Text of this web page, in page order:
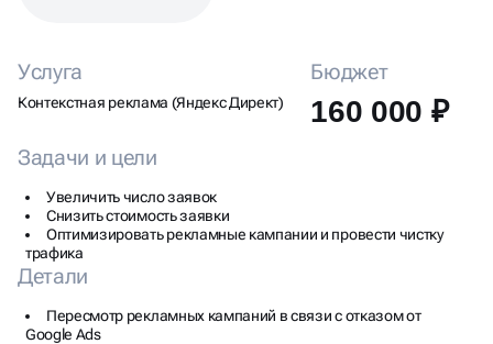
Услуга
Контекстная реклама (Яндекс Директ)
Бюджет
160 000 ₽
Задачи и цели
Увеличить число заявок
Снизить стоимость заявки
Оптимизировать рекламные кампании и провести чистку
трафика
Детали
Пересмотр рекламных кампаний в связи с отказом от
Google Ads